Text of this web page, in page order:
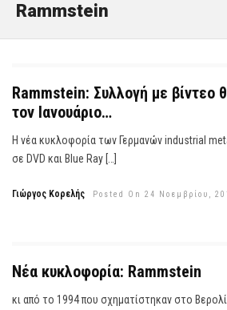
Rammstein
Rammstein: Συλλογή με βίντεο
τον Ιανουάριο…
Η νέα κυκλοφορία των Γερμανών industrial
σε DVD και Blue Ray […]
Γιώργος Κορελής Posted On 24 Νοεμβρίου,
Νέα κυκλοφορία: Rammstein
κι από το 1994 που σχηματίστηκαν στο